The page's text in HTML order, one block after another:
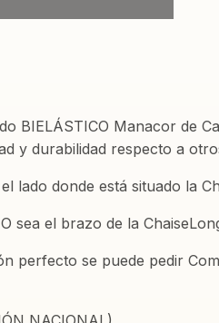
BIELÁSTICO Manacor de
y durabilidad respecto a
lado donde está situado la
sea el brazo de la
perfecto se puede pedir